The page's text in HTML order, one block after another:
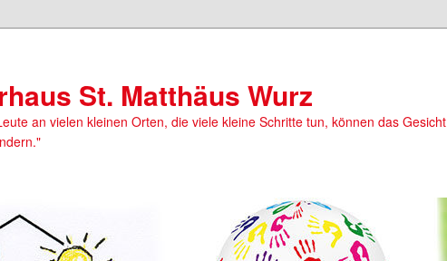
St. Matthäus Wurz
an vielen kleinen Orten, die viele kleine Schritte tun, können das Gesicht